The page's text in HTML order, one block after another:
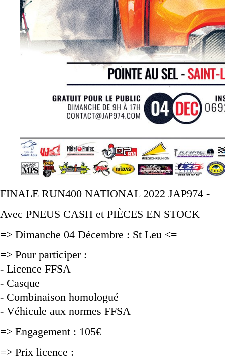
FINALE RUN400 NATIONAL 2022 JAP974 -
Avec PNEUS CASH et PIÈCES EN STOCK
=> Dimanche 04 Décembre : St Leu <=
=> Pour participer :
- Licence FFSA
- Casque
- Combinaison homologué
- Véhicule aux normes FFSA
=> Engagement : 105€
=> Prix licence :